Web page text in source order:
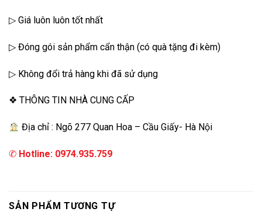
▷ Giá luôn luôn tốt nhất
▷ Đóng gói sản phẩm cẩn thận (có quà tặng đi kèm)
▷ Không đổi trả hàng khi đã sử dụng
❖ THÔNG TIN NHÀ CUNG CẤP
Địa chỉ : Ngõ 277 Quan Hoa – Cầu Giấy- Hà Nội
✆ Hotline: 0974.935.759
SẢN PHẨM TƯƠNG TỰ